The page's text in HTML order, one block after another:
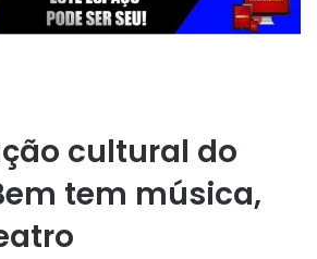
cultural do
tem música,